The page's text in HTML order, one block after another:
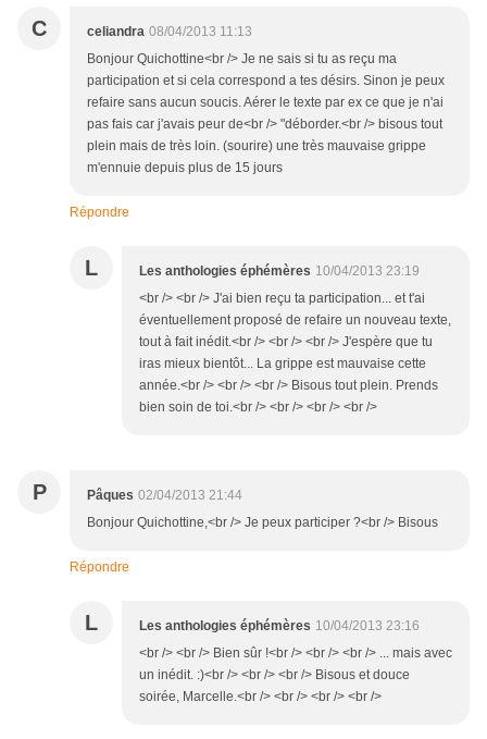
C celiandra 08/04/2013 11:13
Bonjour Quichottine<br /> Je ne sais si tu as reçu ma
participation et si cela correspond a tes désirs. Sinon je peux
refaire sans aucun soucis. Aérer le texte par ex ce que je n'ai
pas fais car j'avais peur de<br /> "déborder.<br /> bisous tout
plein mais de très loin. (sourire) une très mauvaise grippe
m'ennuie depuis plus de 15 jours
Répondre
L Les anthologies éphémères 10/04/2013 23:19
<br /> <br /> J'ai bien reçu ta participation... et t'ai
éventuellement proposé de refaire un nouveau texte,
tout à fait inédit.<br /> <br /> <br /> J'espère que tu
iras mieux bientôt... La grippe est mauvaise cette
année.<br /> <br /> <br /> Bisous tout plein. Prends
bien soin de toi.<br /> <br /> <br /> <br />
P Pâques 02/04/2013 21:44
Bonjour Quichottine,<br /> Je peux participer ?<br /> Bisous
Répondre
L Les anthologies éphémères 10/04/2013 23:16
<br /> <br /> Bien sûr !<br /> <br /> <br /> ... mais avec
un inédit. :)<br /> <br /> <br /> Bisous et douce
soirée, Marcelle.<br /> <br /> <br /> <br />